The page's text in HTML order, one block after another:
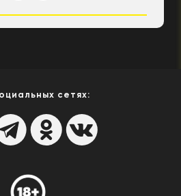
сетях: